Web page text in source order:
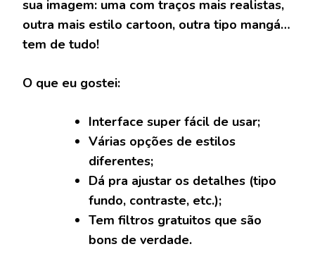
sua imagem: uma com traços mais realistas,
outra mais estilo cartoon, outra tipo mangá…
tem de tudo!
O que eu gostei:
Interface super fácil de usar;
Várias opções de estilos
diferentes;
Dá pra ajustar os detalhes (tipo
fundo, contraste, etc.);
Tem filtros gratuitos que são
bons de verdade.